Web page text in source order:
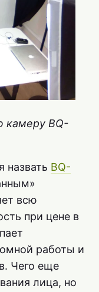
камеру BQ-
назвать BQ-
всю
при цене в
работы и
Чего еще
лица, но